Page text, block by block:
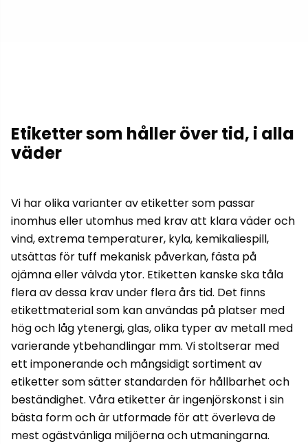
Etiketter som håller över tid, i alla
väder
Vi har olika varianter av etiketter som passar
inomhus eller utomhus med krav att klara väder och
vind, extrema temperaturer, kyla, kemikaliespill,
utsättas för tuff mekanisk påverkan, fästa på
ojämna eller välvda ytor. Etiketten kanske ska tåla
flera av dessa krav under flera års tid. Det finns
etikettmaterial som kan användas på platser med
hög och låg ytenergi, glas, olika typer av metall med
varierande ytbehandlingar mm. Vi stoltserar med
ett imponerande och mångsidigt sortiment av
etiketter som sätter standarden för hållbarhet och
beständighet. Våra etiketter är ingenjörskonst i sin
bästa form och är utformade för att överleva de
mest ogästvänliga miljöerna och utmaningarna.